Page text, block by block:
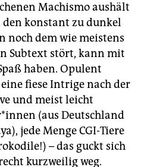
Machismo aushält
den konstant zu dunkel
noch dem wie meistens
Subtext stört, kann mit
haben. Opulent
fiese Intrige nach der
und meist leicht
(aus Deutschland
jede Menge CGI-Tiere
– das guckt sich
kurzweilig weg.